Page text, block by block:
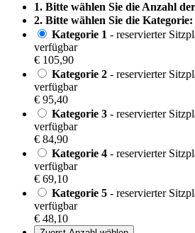
1. Bitte wählen Sie die Anzahl
2. Bitte wählen Sie die Kategorie:
Kategorie 1 - reservierter
verfügbar
€ 105,90
Kategorie 2 - reservierter
verfügbar
€ 95,40
Kategorie 3 - reservierter
verfügbar
€ 84,90
Kategorie 4 - reservierter
verfügbar
€ 69,10
Kategorie 5 - reservierter
verfügbar
€ 48,10